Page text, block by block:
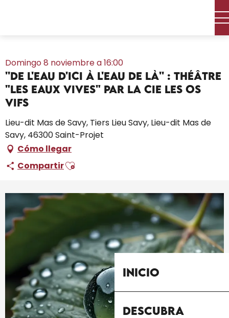
Inicio
Descubra
''De l'eau d'ici à l'eau de là'' : théâtre "Les Eaux vives" par la Cie
Domingo 8 noviembre a 16:00
''De l'eau d'ici à l'eau de là'' : théâtre
"Les Eaux vives" par la Cie Les Os
Vifs
Lieu-dit Mas de Savy, Tiers Lieu Savy, Lieu-dit Mas de
Savy, 46300 Saint-Projet
Cómo llegar
CompartirAjouter aux favoris